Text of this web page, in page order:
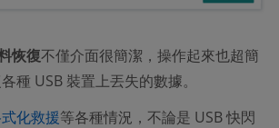
恢復不僅介面很簡潔，操作起來也超簡
種 USB 裝置上丟失的數據。
化救援等各種情況，不論是 USB 快閃